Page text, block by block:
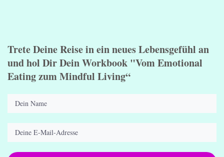
Trete Deine Reise in ein neues Lebensgefühl an
und hol Dir Dein Workbook "Vom Emotional
Eating zum Mindful Living“